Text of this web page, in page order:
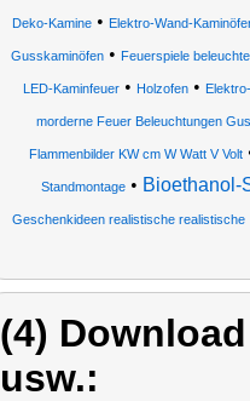
Deko-Kamine • Elektro-Wand-
Gusskaminöfen• Feuerspiele
LED-Kaminfeuer• Holzofen•
morderne Feuer Beleuchtungen
Flammenbilder KW cm W Watt V Volt
Standmontage• Bioethanol-
Geschenkideen realistische realistische
(4)
usw.: